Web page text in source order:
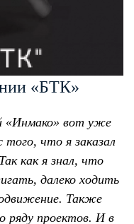
«БТК»
«Инмако» вот уже
того, что я заказал
как я знал, что
далеко ходить
Также
ряду проектов. И в